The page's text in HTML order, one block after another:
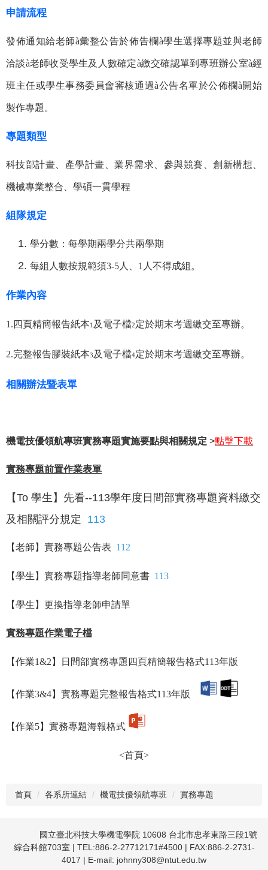
申請流程
發佈通知給老師à彙整公告於佈告欄à學生選擇專題並與老師
洽談à老師收受學生及人數確定à繳交確認單到專班辦公室à經
班主任或學生事務委員會審核通過à公告名單於公佈欄à開始
製作專題。
專題類型
科技部計畫、產學計畫、業界需求、參與競賽、創新構想、
機械專業整合、學碩一貫學程
組隊規定
學分數：每學期兩學分共兩學期
每組人數按規範須3-5人、1人不得成組。
作業內容
1. 四頁精簡報告紙本1 及電子檔2定於期末考週繳交至專辦。
2.完整報告膠裝紙本3 及電子檔4定於期末考週繳交至專辦。
相關辦法暨表單
機電技優領航專班實務專題實施要點與相關規定 >點擊下載
實務專題前置作業表單
【To 學生】先看--113學年度日間部實務專題資料繳交
及相關評分規定 113
【老師】實務專題公告表 112
【學生】實務專題指導老師同意書 113
【學生】更換指導老師申請單
實務專題作業電子檔
【作業1&2】日間部實務專題四頁精簡報告格式113年版
【作業3&4】實務專題完整報告格式113年版
【作業5】 實務專題海報格式
<首頁>
首頁 各系所連結 機電技優領航專班 實務專題
國立臺北科技大學機電學院 10608 台北市忠孝東路三段1號
綜合科館703室 | TEL:886-2-27712171#4500 | FAX:886-2-2731-
4017 | E-mail: johnny308@ntut.edu.tw